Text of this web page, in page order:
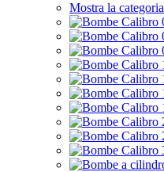
Mostra la categoria